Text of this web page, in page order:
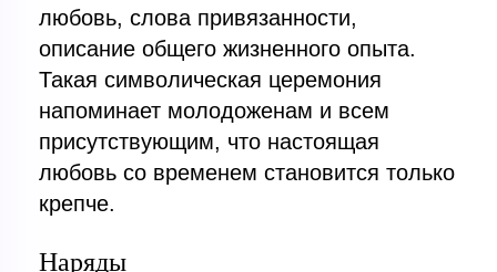
любовь, слова привязанности,
описание общего жизненного опыта.
Такая символическая церемония
напоминает молодоженам и всем
присутствующим, что настоящая
любовь со временем становится только
крепче.
Наряды